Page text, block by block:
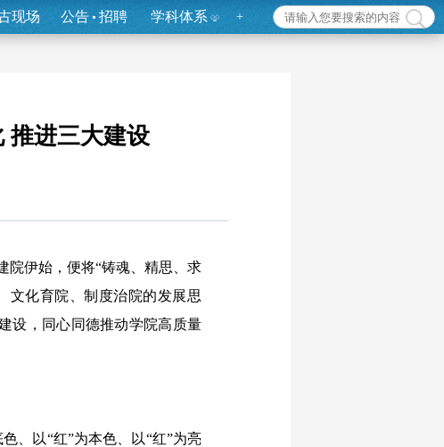
现场 公告 招聘 学科体系 +
推进三大建设
伊始，便将“铸魂、精思、求
文化育院、制度治院的发展思
设，同心同德推动学院高质量
、以“红”为本色、以“红”为亮